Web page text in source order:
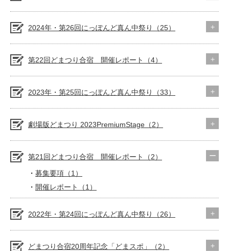
2024年・第26回にっぽんど真ん中祭り（25）
第22回どまつり合宿 開催レポート（4）
2023年・第25回にっぽんど真ん中祭り（33）
劇場版どまつり 2023PremiumStage（2）
第21回どまつり合宿 開催レポート（2）
募集要項（1）
開催レポート（1）
2022年・第24回にっぽんど真ん中祭り（26）
どまつり合宿20周年記念「どまスポ」（2）